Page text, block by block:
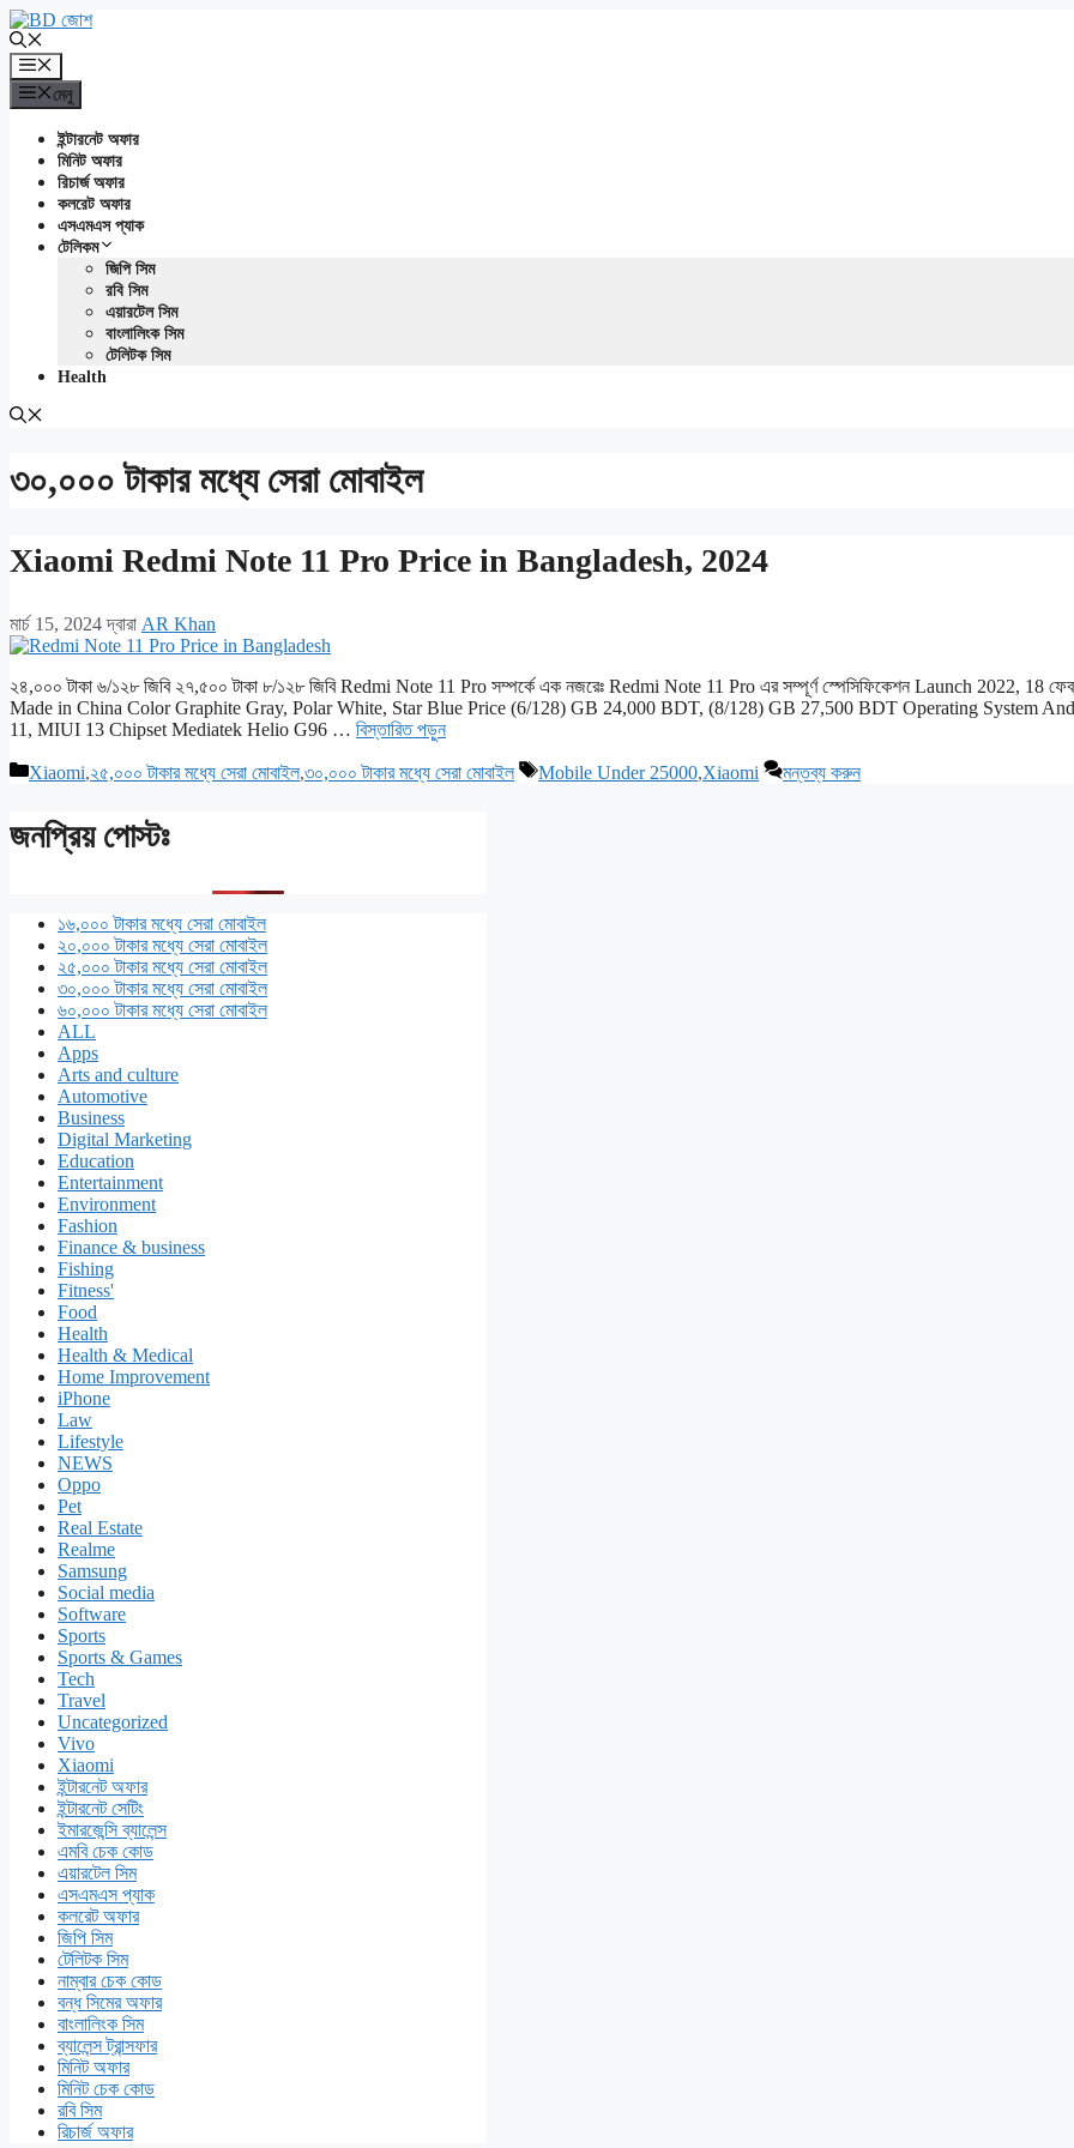
এড়িেয়
লেখায়
যান
মেনু
ইন্টারনেট অফার
মিনিট অফার
রিচার্জ অফার
কলরেট অফার
এসএমএস প্যাক
টেলিকম
জিপি সিম
রবি সিম
এয়ারটেল সিম
বাংলালিংক সিম
টেলিটক সিম
Health
৩০,০০০ টাকার মধ্যে সেরা মোবাইল
Xiaomi Redmi Note 11 Pro Price in Bangladesh, 2024
মার্চ 15, 2024 দ্বারা AR Khan
২৪,০০০ টাকা ৬/১২৮ জিবি ২৭,৫০০ টাকা ৮/১২৮ জিবি Redmi Note 11 Pro সম্পর্কে এক নজরেঃ Redmi Note 11 Pro এর সম্পূর্ণ স্পেসিফিকেশন Launch 2022, 18
Made in China Color Graphite Gray, Polar White, Star Blue Price (6/128) GB 24,000 BDT, (8/128) GB 27,500 BDT Operating System
11, MIUI 13 Chipset Mediatek Helio G96 … বিস্তারিত পড়ুন
বিভাগ
Xiaomi,২৫,০০০ টাকার মধ্যে সেরা মোবাইল,৩০,০০০ টাকার মধ্যে সেরা মোবাইল
ট্যাগ
Mobile Under 25000,Xiaomi মন্তব্য করুন
জনপ্রিয় পোস্টঃ
১৬,০০০ টাকার মধ্যে সেরা মোবাইল
২০,০০০ টাকার মধ্যে সেরা মোবাইল
২৫,০০০ টাকার মধ্যে সেরা মোবাইল
৩০,০০০ টাকার মধ্যে সেরা মোবাইল
৬০,০০০ টাকার মধ্যে সেরা মোবাইল
ALL
Apps
Arts and culture
Automotive
Business
Digital Marketing
Education
Entertainment
Environment
Fashion
Finance & business
Fishing
Fitness'
Food
Health
Health & Medical
Home Improvement
iPhone
Law
Lifestyle
NEWS
Oppo
Pet
Real Estate
Realme
Samsung
Social media
Software
Sports
Sports & Games
Tech
Travel
Uncategorized
Vivo
Xiaomi
ইন্টারনেট অফার
ইন্টারনেট সেটিং
ইমারজেন্সি ব্যালেন্স
এমবি চেক কোড
এয়ারটেল সিম
এসএমএস প্যাক
কলরেট অফার
জিপি সিম
টেলিটক সিম
নাম্বার চেক কোড
বন্ধ সিমের অফার
বাংলালিংক সিম
ব্যালেন্স ট্রান্সফার
মিনিট অফার
মিনিট চেক কোড
রবি সিম
রিচার্জ অফার